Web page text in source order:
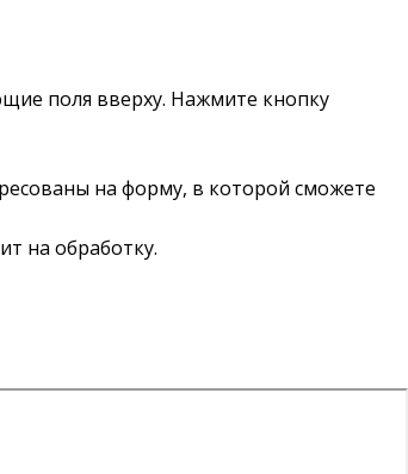
поля вверху. Нажмите кнопку
на форму, в которой сможете
на обработку.